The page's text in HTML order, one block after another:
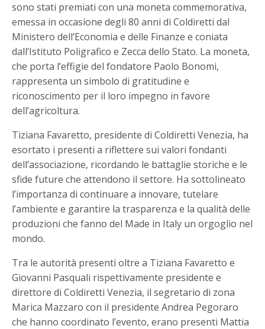
sono stati premiati con una moneta commemorativa,
emessa in occasione degli 80 anni di Coldiretti dal
Ministero dell’Economia e delle Finanze e coniata
dall’Istituto Poligrafico e Zecca dello Stato. La moneta,
che porta l’effigie del fondatore Paolo Bonomi,
rappresenta un simbolo di gratitudine e
riconoscimento per il loro impegno in favore
dell’agricoltura.
Tiziana Favaretto, presidente di Coldiretti Venezia, ha
esortato i presenti a riflettere sui valori fondanti
dell’associazione, ricordando le battaglie storiche e le
sfide future che attendono il settore. Ha sottolineato
l’importanza di continuare a innovare, tutelare
l’ambiente e garantire la trasparenza e la qualità delle
produzioni che fanno del Made in Italy un orgoglio nel
mondo.
Tra le autorità presenti oltre a Tiziana Favaretto e
Giovanni Pasquali rispettivamente presidente e
direttore di Coldiretti Venezia, il segretario di zona
Marica Mazzaro con il presidente Andrea Pegoraro
che hanno coordinato l’evento, erano presenti Mattia